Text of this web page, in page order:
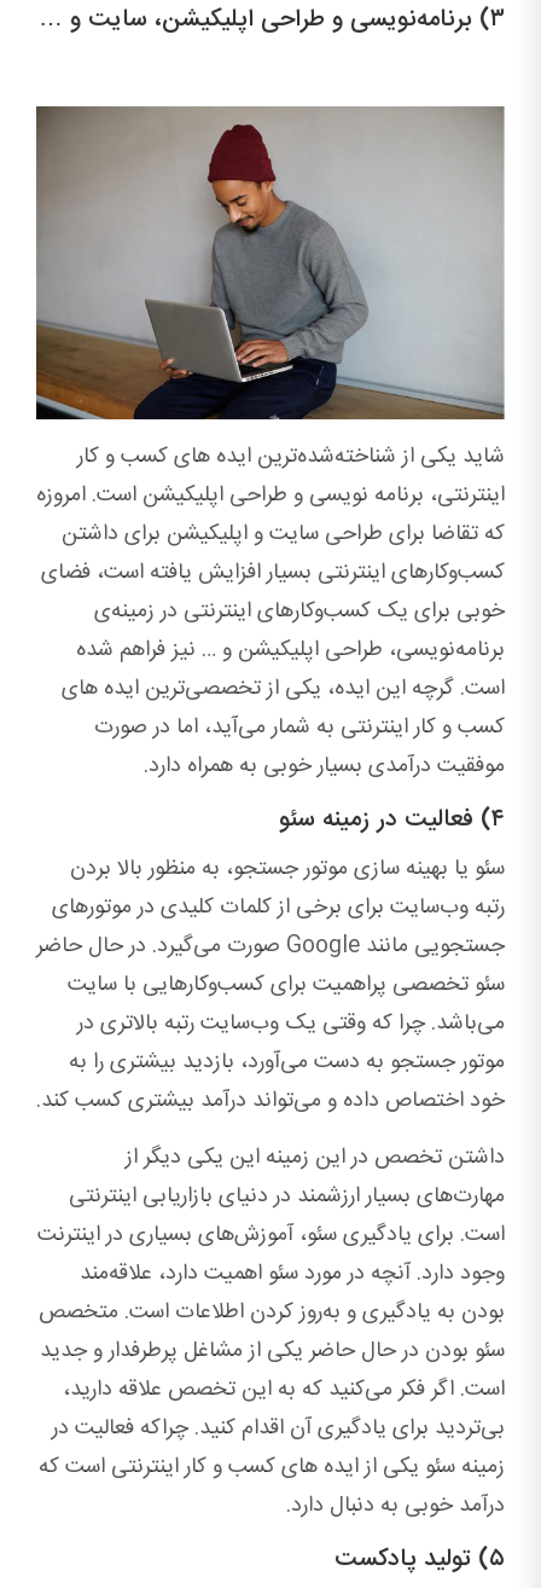
۳) برنامه‌نویسی و طراحی اپلیکیشن، سایت و …
شاید یکی از شناخته‌شده‌ترین ایده های کسب و کار
اینترنتی، برنامه نویسی و طراحی اپلیکیشن است. امروزه
که تقاضا برای طراحی سایت و اپلیکیشن برای داشتن
کسب‌وکارهای اینترنتی بسیار افزایش یافته است، فضای
خوبی برای یک کسب‌وکارهای اینترنتی در زمینه‌ی
برنامه‌نویسی، طراحی اپلیکیشن و … نیز فراهم شده
است. گرچه این ایده، یکی از تخصصی‌ترین ایده های
کسب و کار اینترنتی به شمار می‌آید، اما در صورت
موفقیت درآمدی بسیار خوبی به همراه دارد.
۴) فعالیت در زمینه‌ سئو
سئو یا بهینه سازی موتور جستجو، به منظور بالا بردن
رتبه وب‌سایت برای برخی از کلمات کلیدی در موتورهای
جستجویی مانند Google صورت می‌گیرد. در حال حاضر
سئو تخصصی پراهمیت برای کسب‌وکارهایی با سایت
می‌باشد. چرا که وقتی یک وب‌سایت رتبه بالاتری در
موتور جستجو به دست می‌آورد، بازدید بیشتری را به
خود اختصاص داده و می‌تواند درآمد بیشتری کسب کند.
داشتن تخصص در این زمینه این یکی دیگر از
مهارت‌های بسیار ارزشمند در دنیای بازاریابی اینترنتی
است. برای یادگیری سئو، آموزش‌های بسیاری در اینترنت
وجود دارد. آنچه در مورد سئو اهمیت دارد، علاقه‌مند
بودن به یادگیری و به‌روز کردن اطلاعات است. متخصص
سئو بودن در حال حاضر یکی از مشاغل پرطرفدار و جدید
است. اگر فکر می‌کنید که به این تخصص علاقه دارید،
بی‌تردید برای یادگیری آن اقدام کنید. چراکه فعالیت در
زمینه سئو یکی از ایده های کسب و کار اینترنتی است که
درآمد خوبی به دنبال دارد.
۵) تولید پادکست